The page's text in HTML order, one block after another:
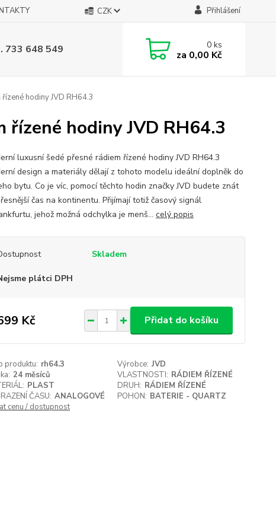
CZK Přihlášení
733 648 549 0ks
za 0,00 Kč
hodiny JVD RH64.3
hodiny JVD RH64.3
luxusní šedé přesné rádiem řízené hodiny JVD RH64.3
design a materiály dělají z tohoto modelu ideální doplněk do
bytu. Co je víc, pomocí těchto hodin značky JVD budete znát
čas na kontinentu. Přijímají totiž časový signál
jehož možná odchylka je menš... celý popis
Skladem
plátci DPH
Kč Přidat do košíku
produktu: rh64.3 Výrobce: JVD
24 měsíců VLASTNOSTI: RÁDIEM ŘÍZENÉ
PLAST DRUH: RÁDIEM ŘÍZENÉ
ČASU: ANALOGOVÉ POHON: BATERIE - QUARTZ
cenu / dostupnost